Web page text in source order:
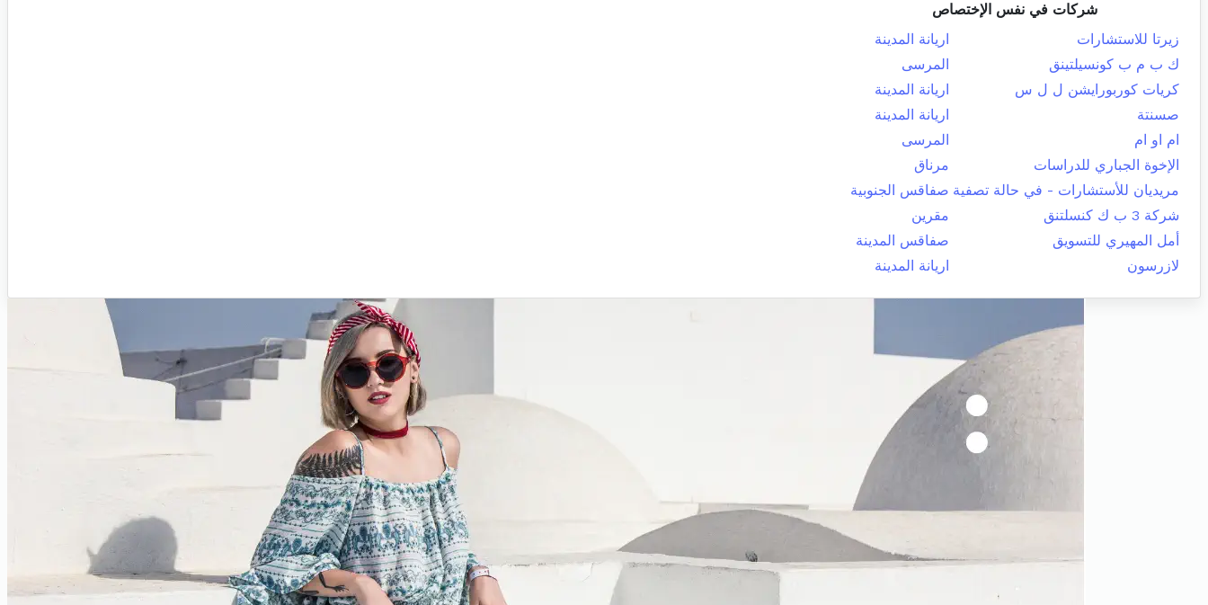
شركات في نفس الإختصاص
زيرتا للاستشارات
اريانة المدينة
ك ب م ب كونسيلتينق
المرسى
كريات كوربورايشن ل ل س
اريانة المدينة
صسنتة
اريانة المدينة
ام او ام
المرسى
الإخوة الجباري للدراسات
مرناق
مريديان للأستشارات - في حالة تصفية صفاقس الجنوبية
شركة 3 ب ك كنسلتنق
مقرين
أمل المهيري للتسويق
صفاقس المدينة
لازرسون
اريانة المدينة